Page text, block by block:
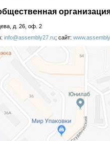
д. 26, оф. 2
info@assembly27.ru; сайт: